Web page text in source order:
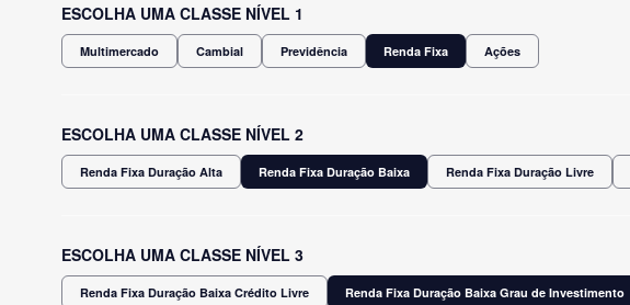
ESCOLHA UMA CLASSE NÍVEL 1
Multimercado Cambial Previdência Renda Fixa Ações
ESCOLHA UMA CLASSE NÍVEL 2
Renda Fixa Duração Alta Renda Fixa Duração Baixa Renda Fixa Duração Livre
ESCOLHA UMA CLASSE NÍVEL 3
Renda Fixa Duração Baixa Crédito Livre Renda Fixa Duração Baixa Grau de Investimento